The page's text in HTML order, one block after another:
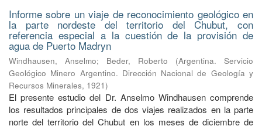
Informe sobre un viaje de reconocimiento geológico en
la parte nordeste del territorio del Chubut, con
referencia especial a la cuestión de la provisión de
agua de Puerto Madryn
Windhausen, Anselmo; Beder, Roberto (Argentina. Servicio
Geológico Minero Argentino. Dirección Nacional de Geología y
Recursos Minerales, 1921)
El presente estudio del Dr. Anselmo Windhausen comprende
los resultados principales de dos viajes realizados en la parte
norte del territorio del Chubut en los meses de diciembre de